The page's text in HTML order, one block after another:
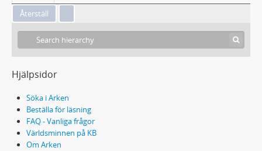
Hjälpsidor
Söka i Arken
Beställa för läsning
FAQ - Vanliga frågor
Världsminnen på KB
Om Arken